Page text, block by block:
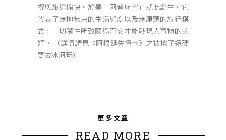
祝您旅途愉快。於是「阿普航空」就此誕生。它
代表了無拘無束的生活態度以及無厘頭的旅行模
式，一切隨性所致隨遇而安才能發現人事物的美
好。 （詳情請見《阿根廷失憶卡》之被搶了還硬
要去冰河玩）
更多文章
READ MORE